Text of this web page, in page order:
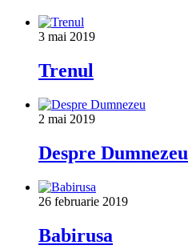
3 mai 2019
Trenul
2 mai 2019
Despre Dumnezeu
26 februarie 2019
Babirusa